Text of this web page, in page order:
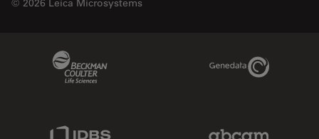
© 2026 Leica Microsystems
Genedata Link
IDBS Link